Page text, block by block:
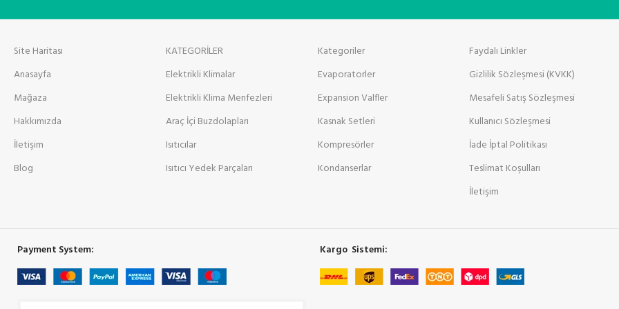
Site Haritası
Anasayfa
Mağaza
Hakkımızda
İletişim
Blog
KATEGORİLER
Elektrikli Klimalar
Elektrikli Klima Menfezleri
Araç İçi Buzdolapları
Isıtıcılar
Isıtıcı Yedek Parçaları
Kategoriler
Evaporatorler
Expansion Valfler
Kasnak Setleri
Kompresörler
Kondanserlar
Faydalı Linkler
Gizlilik Sözleşmesi (KVKK)
Mesafeli Satış Sözleşmesi
Kullanıcı Sözleşmesi
İade İptal Politikası
Teslimat Koşulları
İletişim
Payment System: Kargo Sistemi: